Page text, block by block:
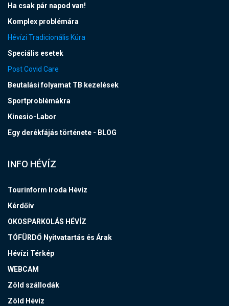
Ha csak pár napod van!
Komplex problémára
Hévízi Tradicionális Kúra
Speciális esetek
Post Covid Care
Beutalási folyamat TB kezelések
Sportproblémákra
Kinesio-Labor
Egy derékfájás története - BLOG
INFO HÉVÍZ
Tourinform Iroda Hévíz
Kérdőív
OKOSPARKOLÁS HÉVÍZ
TÓFÜRDŐ Nyitvatartás és Árak
Hévízi Térkép
WEBCAM
Zöld szállodák
Zöld Hévíz